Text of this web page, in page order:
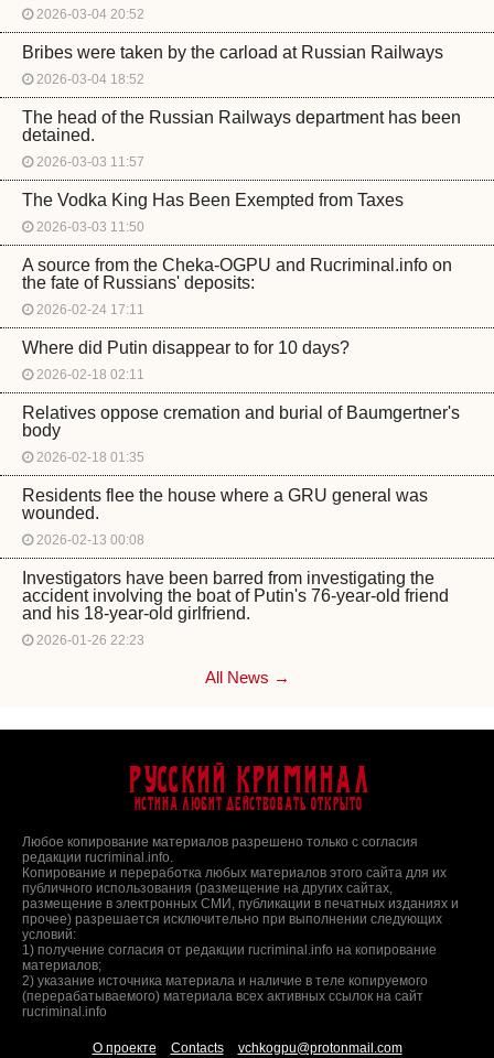
2026-03-04 20:52
Bribes were taken by the carload at Russian Railways
2026-03-04 18:52
The head of the Russian Railways department has been
detained.
2026-03-03 11:57
The Vodka King Has Been Exempted from Taxes
2026-03-03 11:50
A source from the Cheka-OGPU and Rucriminal.info on
the fate of Russians' deposits:
2026-02-24 17:11
Where did Putin disappear to for 10 days?
2026-02-18 02:11
Relatives oppose cremation and burial of Baumgertner's
body
2026-02-18 01:35
Residents flee the house where a GRU general was
wounded.
2026-02-13 00:08
Investigators have been barred from investigating the
accident involving the boat of Putin's 76-year-old friend
and his 18-year-old girlfriend.
2026-01-26 22:23
All News →
Русский Криминал
Истина любит действовать открыто
Любое копирование материалов разрешено только с согласия
редакции rucriminal.info.
Копирование и переработка любых материалов этого сайта для их
публичного использования (размещение на других сайтах,
размещение в электронных СМИ, публикации в печатных изданиях и
прочее) разрешается исключительно при выполнении следующих
условий:
1) получение согласия от редакции rucriminal.info на копирование
материалов;
2) указание источника материала и наличие в теле копируемого
(перерабатываемого) материала всех активных ссылок на сайт
rucriminal.info
О проекте Contacts vchkogpu@protonmail.com